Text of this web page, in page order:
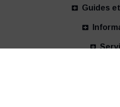
Guides